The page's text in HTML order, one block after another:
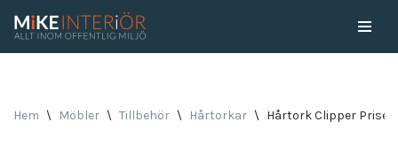
Hem \ Möbler \ Tillbehör \ Hårtorkar \ Hårtork Clipper Prise